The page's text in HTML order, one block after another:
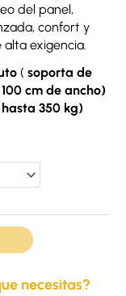
del panel,
confort y
exigencia.
( soporta de
cm de ancho)
350 kg)
necesitas?